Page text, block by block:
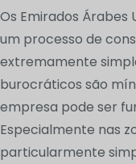
Os Emirados
um processo de
extremamente
burocráticos são
empresa pode ser
Especialmente nas
particularmente